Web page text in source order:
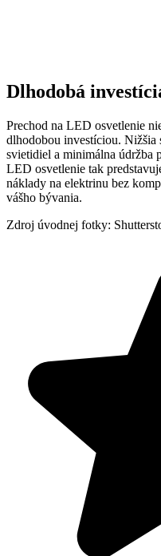
Dlhodobá
Prechod na LED osvetlenie
dlhodobou investíciou. Nižšia
svietidiel a minimálna údržba
LED osvetlenie tak
náklady na elektrinu bez
vášho bývania.
Zdroj úvodnej fotky: